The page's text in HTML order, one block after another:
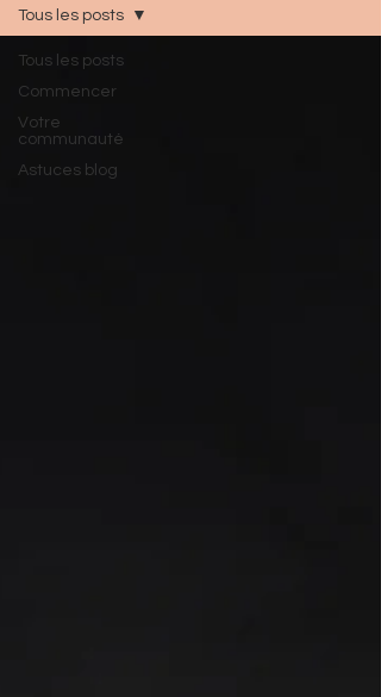
Tous les posts
Commencer
Votre
communauté
Astuces blog
Tous les posts